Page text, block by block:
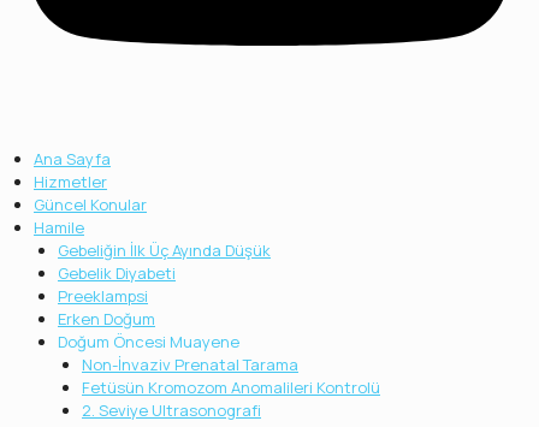
Ana Sayfa
Hizmetler
Güncel Konular
Hamile
Gebeliğin İlk Üç Ayında Düşük
Gebelik Diyabeti
Preeklampsi
Erken Doğum
Doğum Öncesi Muayene
Non-İnvaziv Prenatal Tarama
Fetüsün Kromozom Anomalileri Kontrolü
2. Seviye Ultrasonografi